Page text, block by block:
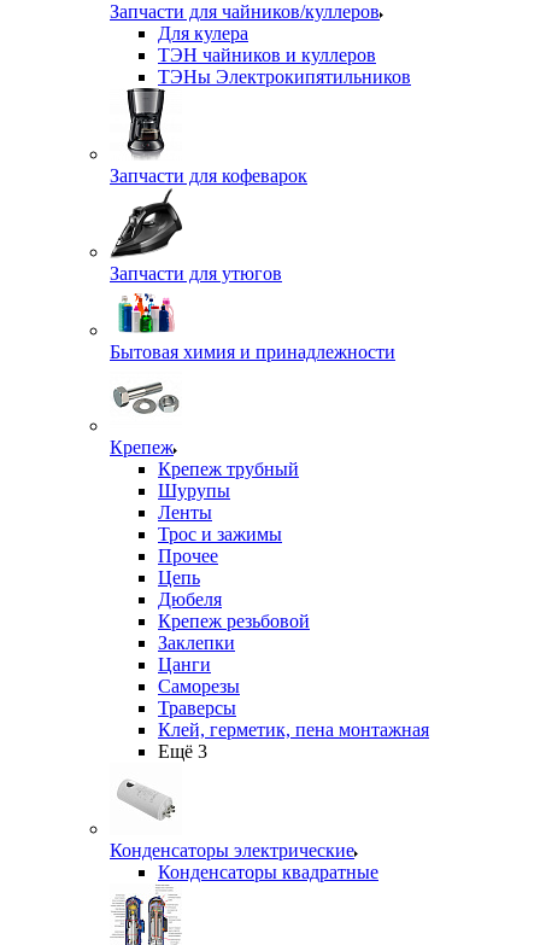
Запчасти для чайников/куллеров
Для кулера
ТЭН чайников и куллеров
ТЭНы Электрокипятильников
Запчасти для кофеварок
Запчасти для утюгов
Бытовая химия и принадлежности
Крепеж
Крепеж трубный
Шурупы
Ленты
Трос и зажимы
Прочее
Цепь
Дюбеля
Крепеж резьбовой
Заклепки
Цанги
Саморезы
Траверсы
Клей, герметик, пена монтажная
Ещё 3
Конденсаторы электрические
Конденсаторы квадратные